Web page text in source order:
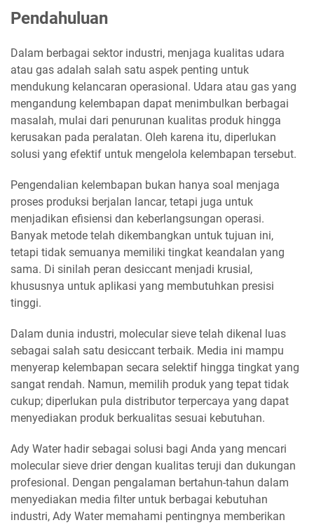
Pendahuluan
Dalam berbagai sektor industri, menjaga kualitas udara
atau gas adalah salah satu aspek penting untuk
mendukung kelancaran operasional. Udara atau gas yang
mengandung kelembapan dapat menimbulkan berbagai
masalah, mulai dari penurunan kualitas produk hingga
kerusakan pada peralatan. Oleh karena itu, diperlukan
solusi yang efektif untuk mengelola kelembapan tersebut.
Pengendalian kelembapan bukan hanya soal menjaga
proses produksi berjalan lancar, tetapi juga untuk
menjadikan efisiensi dan keberlangsungan operasi.
Banyak metode telah dikembangkan untuk tujuan ini,
tetapi tidak semuanya memiliki tingkat keandalan yang
sama. Di sinilah peran desiccant menjadi krusial,
khususnya untuk aplikasi yang membutuhkan presisi
tinggi.
Dalam dunia industri, molecular sieve telah dikenal luas
sebagai salah satu desiccant terbaik. Media ini mampu
menyerap kelembapan secara selektif hingga tingkat yang
sangat rendah. Namun, memilih produk yang tepat tidak
cukup; diperlukan pula distributor terpercaya yang dapat
menyediakan produk berkualitas sesuai kebutuhan.
Ady Water hadir sebagai solusi bagi Anda yang mencari
molecular sieve drier dengan kualitas teruji dan dukungan
profesional. Dengan pengalaman bertahun-tahun dalam
menyediakan media filter untuk berbagai kebutuhan
industri, Ady Water memahami pentingnya memberikan